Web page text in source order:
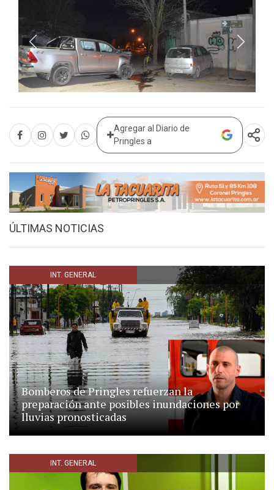
Agregar al Diario de
Pringles a
ÚLTIMAS NOTICIAS
INT. GENERAL
Bomberos de Pringles refuerzan la
preparación ante posibles inundaciones por
lluvias pronosticadas
INT. GENERAL